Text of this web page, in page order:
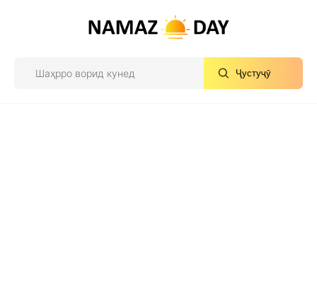
Ҷустуҷӯ